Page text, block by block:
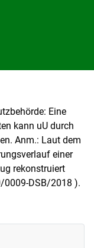
Eine
kann uU durch
Anm.: Laut dem
einer
rekonstruiert
0009-DSB/2018 ).